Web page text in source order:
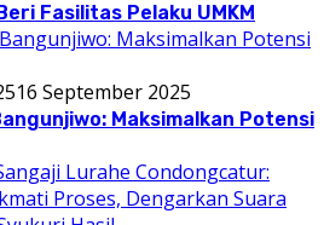
Fasilitas Pelaku UMKM
16 September 2025
Maksimalkan Potensi